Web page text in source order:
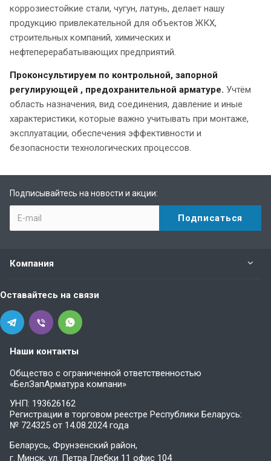
коррозиестойкие стали, чугун, латунь, делает нашу
продукцию привлекательной для объектов ЖКХ,
строительных компаний, химических и
нефтеперерабатывающих предприятий.
Проконсультируем по контрольной, запорной
регулирующей , предохранительной арматуре. Учтём
область назначения, вид соединения, давление и иные
характеристики, которые важно учитывать при монтаже,
эксплуатации, обеспечения эффективности и
безопасности технологических процессов.
Подписывайтесь на новости и акции:
Компания
Оставайтесь на связи
Наши контакты
Общество с ограниченной ответственностью
«БелЗапАрматура компани»
УНП: 193626162
Регистрации в торговом реестре Республики Беларусь:
№ 724325 от 14.08.2024 года
Беларусь, Фрунзенский район,
г. Минск, ул. Петра Глебки 11 офис 104